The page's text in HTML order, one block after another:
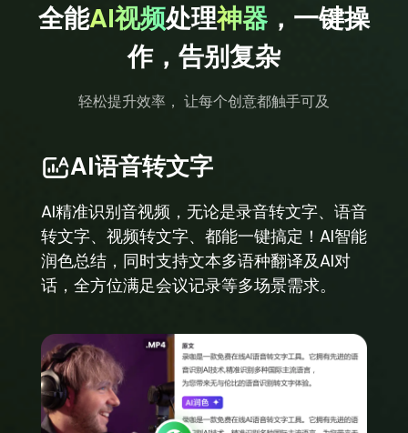
全能AI视频处理神器 ，一键操
作，告别复杂
轻松提升效率， 让每个创意都触手可及
AI语音转文字
AI精准识别音视频，无论是录音转文字、语音
转文字、视频转文字、都能一键搞定！AI智能
润色总结，同时支持文本多语种翻译及AI对
话，全方位满足会议记录等多场景需求。